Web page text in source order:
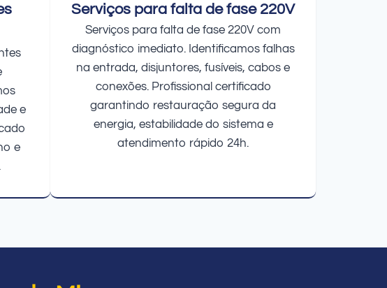
e
e
Serviços para falta de fase 220V
Serviços para falta de fase 220V com
diagnóstico imediato. Identificamos falhas
na entrada, disjuntores, fusíveis, cabos e
conexões. Profissional certificado
garantindo restauração segura da
energia, estabilidade do sistema e
atendimento rápido 24h.